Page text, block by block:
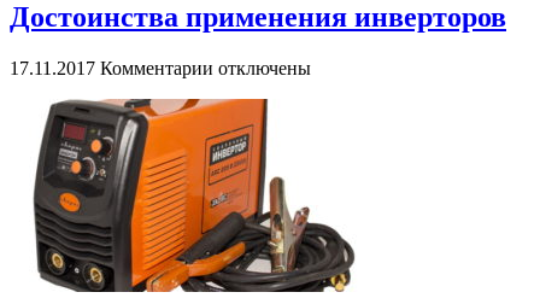
Достоинства применения инверторов
17.11.2017 Комментарии к
Достоинства
применения
инверторов
отключены